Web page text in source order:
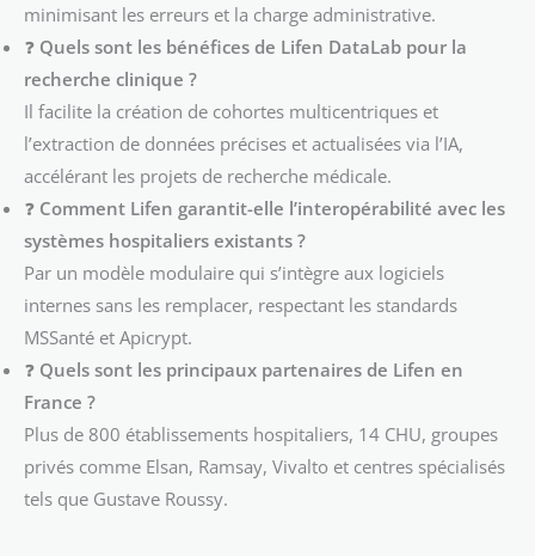
minimisant les erreurs et la charge administrative.
❓ Quels sont les bénéfices de Lifen DataLab pour la
recherche clinique ?
Il facilite la création de cohortes multicentriques et
l’extraction de données précises et actualisées via l’IA,
accélérant les projets de recherche médicale.
❓ Comment Lifen garantit-elle l’interopérabilité avec les
systèmes hospitaliers existants ?
Par un modèle modulaire qui s’intègre aux logiciels
internes sans les remplacer, respectant les standards
MSSanté et Apicrypt.
❓ Quels sont les principaux partenaires de Lifen en
France ?
Plus de 800 établissements hospitaliers, 14 CHU, groupes
privés comme Elsan, Ramsay, Vivalto et centres spécialisés
tels que Gustave Roussy.